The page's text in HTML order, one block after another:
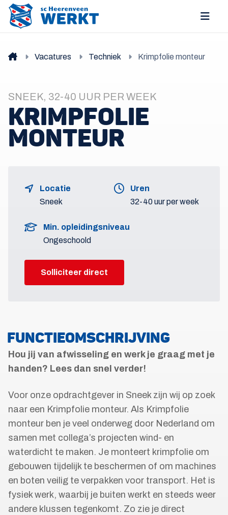
Vacatures Techniek Krimpfolie monteur
SNEEK, 32-40 UUR PER WEEK
KRIMPFOLIE
MONTEUR
Locatie
Sneek
Uren
32-40 uur per week
Min. opleidingsniveau
Ongeschoold
Solliciteer direct
FUNCTIEOMSCHRIJVING
Hou jij van afwisseling en werk je graag met je
handen? Lees dan snel verder!
Voor onze opdrachtgever in Sneek zijn wij op zoek
naar een Krimpfolie monteur. Als Krimpfolie
monteur ben je veel onderweg door Nederland om
samen met collega’s projecten wind- en
waterdicht te maken. Je monteert krimpfolie om
gebouwen tijdelijk te beschermen of om machines
en boten veilig te verpakken voor transport. Het is
fysiek werk, waarbij je buiten werkt en steeds weer
andere klussen tegenkomt. Zo zie je direct